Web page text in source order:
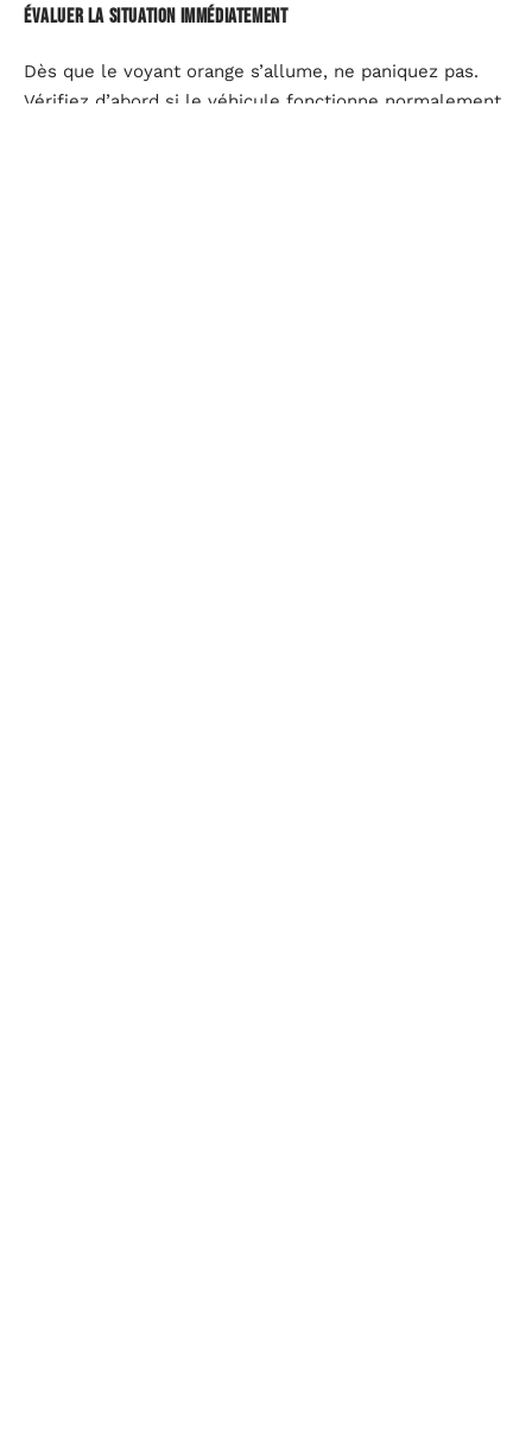
Évaluer la situation immédiatement
Dès que le voyant orange s’allume, ne paniquez pas.
Vérifiez d’abord si le véhicule fonctionne normalement.